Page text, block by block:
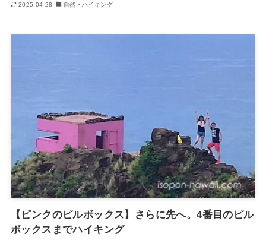
2025-04-28 自然・ハイキング
【ピンクのピルボックス】さらに先へ。4番目のピル
ボックスまでハイキング